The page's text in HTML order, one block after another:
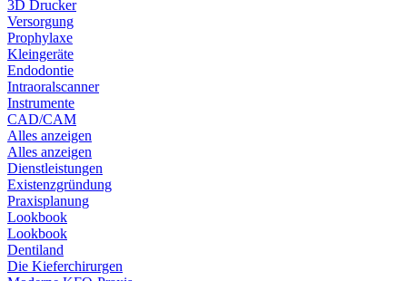
3D Drucker
Versorgung
Prophylaxe
Kleingeräte
Endodontie
Intraoralscanner
Instrumente
CAD/CAM
Alles anzeigen
Alles anzeigen
Dienstleistungen
Existenzgründung
Praxisplanung
Lookbook
Lookbook
Dentiland
Die Kieferchirurgen